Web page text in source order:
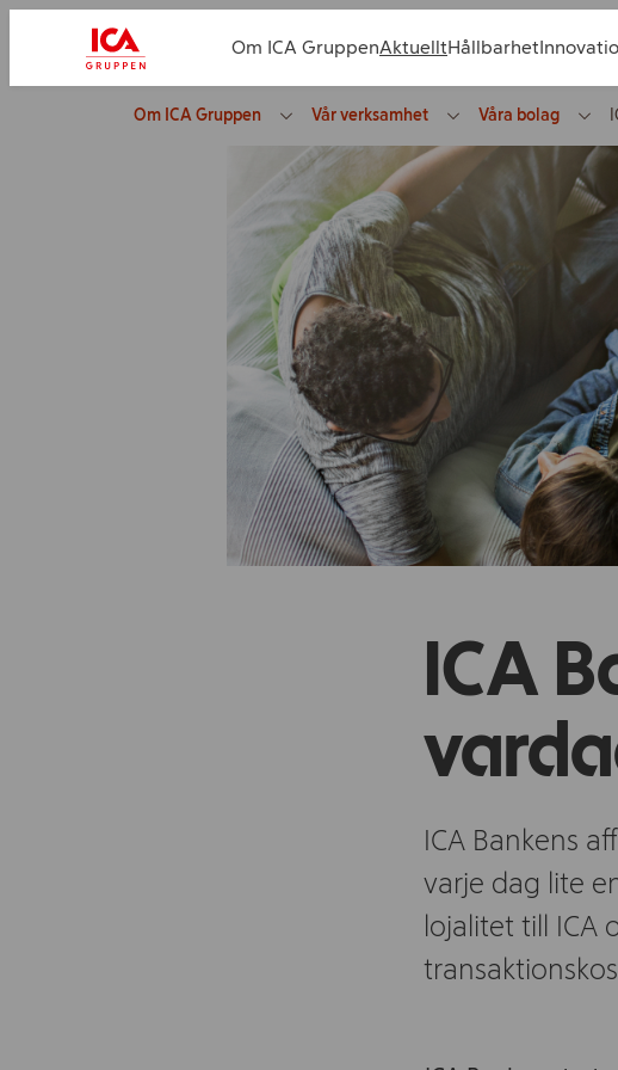
Om ICA GruppenAktuelltHållbarhet
Om ICA Gruppen Vår verksamhet Våra bolag
ICA
ICA Bankens
varje dag lite
lojalitet till ICA